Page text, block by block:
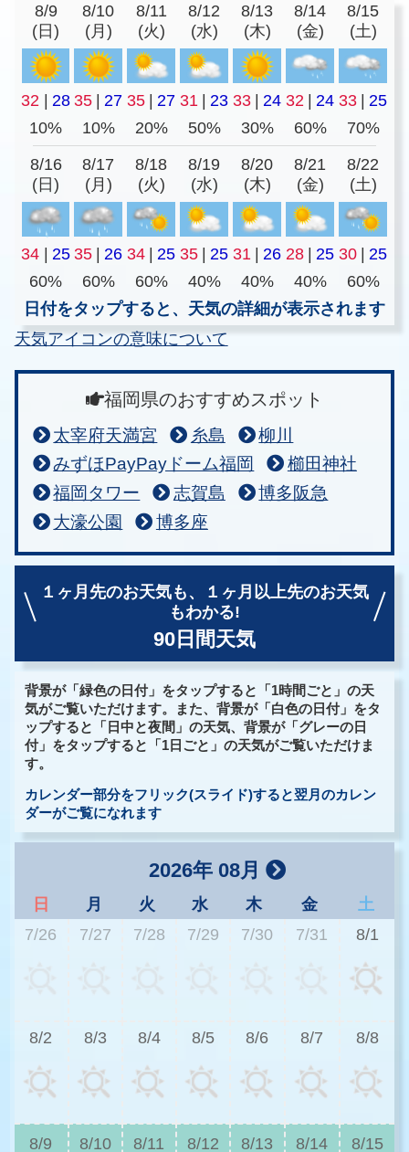
8/9
(日)
8/10
(月)
8/11
(火)
8/12
(水)
8/13
(木)
8/14
(金)
8/15
(土)
32 | 28 35 | 27 35 | 27 31 | 23 33 | 24 32 | 24 33 | 25
10%
10% 20% 50% 30% 60% 70%
8/16
(日)
8/17
(月)
8/18
(火)
8/19
(水)
8/20
(木)
8/21
(金)
8/22
(土)
34 | 25 35 | 26 34 | 25 35 | 25 31 | 26 28 | 25 30 | 25
60%
60% 60% 40% 40% 40%
60%
日付をタップすると、天気の詳細が表示されます
天気アイコンの意味について
福岡県のおすすめスポット
太宰府天満宮 糸島
柳川
みずほPayPayドーム福岡
櫛田神社
福岡タワー
志賀島
博多阪急
大濠公園
博多座
１ヶ月先のお天気も、
１ヶ月以上先のお天気
もわかる!
90日間天気
背景が「緑色の日付」をタップすると「1時間ごと」の天
気がご覧いただけます。また、背景が「白色の日付」をタ
ップすると「日中と夜間」の天気、背景が「グレーの日
付」をタップすると「1日ごと」の天気がご覧いただけま
す。
カレンダー部分をフリック(スライド)すると翌月のカレン
ダーがご覧になれます
2026年 08月
日 月 火 水 木 金
土
7/26
7/27 7/28 7/29 7/30 7/31 8/1
8/2 8/3 8/4 8/5 8/6 8/7 8/8
8/9 8/10 8/11 8/12 8/13 8/14 8/15